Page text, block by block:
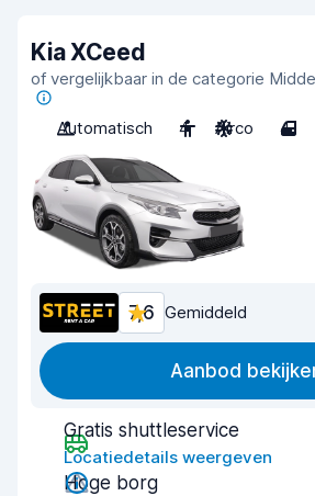
Kia XCeed
of vergelijkbaar in de categorie
Automatisch 4 Airco 4
7,6 Gemiddeld
Aanbod
Gratis shuttleservice
Locatiedetails weergeven
Hoge borg